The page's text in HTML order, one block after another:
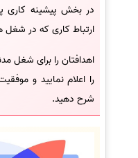
در بخش پیشینه کاری
ارتباط کاری که در شغل
اهدافتان را برای شغل
را اعلام نمایید و
شرح دهید.